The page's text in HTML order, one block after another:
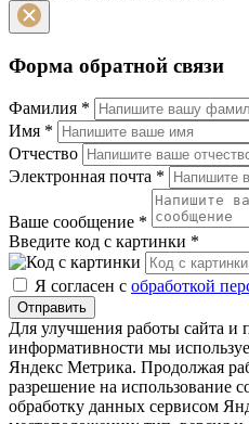
Форма обратной связи
Фамилия *
Имя *
Отчество
Электронная почта *
Ваше сообщение *
Введите код с картинки *
Я согласен с обработкой
Отправить
Для улучшения работы сайта и
информативности мы
Яндекс Метрика. Продолжая
разрешение на использование
обработку данных сервисом